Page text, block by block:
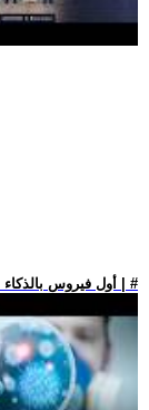
.. أول فيروس بالذكاء الاصطناعي.. هل تخرج الأمور عن السيطرة؟ | #